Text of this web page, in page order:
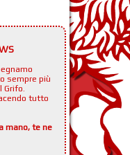
sempre più
Grifo.
tutto
mano, te ne